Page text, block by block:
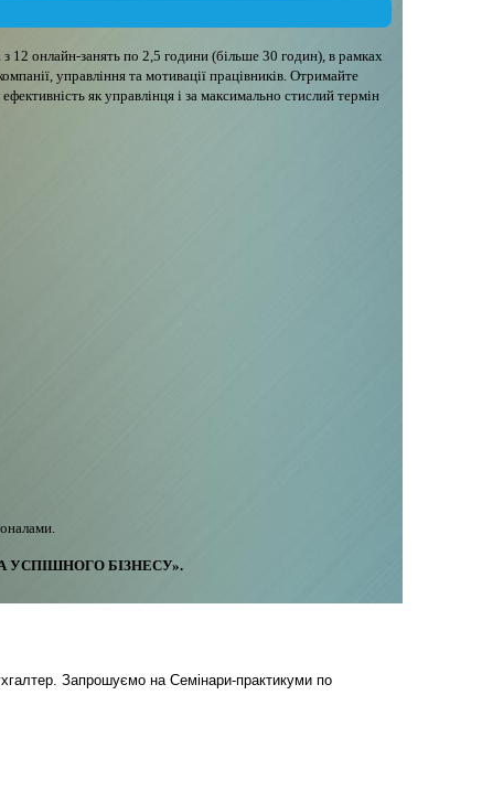
12 онлайн-занять по 2,5 години (більше 30 годин), в рамках
управління та мотивації працівників. Отримайте
як управлінця і за максимально стислий термін
БІЗНЕСУ».
Запрошуємо на Семінари-практикуми по